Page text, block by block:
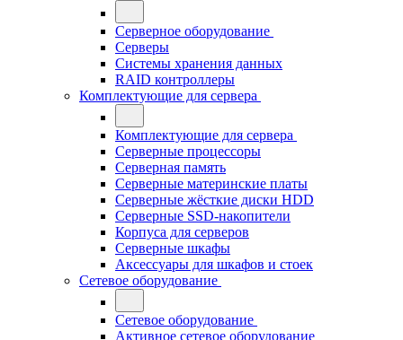
Серверное оборудование
Серверы
Системы хранения данных
RAID контроллеры
Комплектующие для сервера
Комплектующие для сервера
Серверные процессоры
Серверная память
Серверные материнские платы
Серверные жёсткие диски HDD
Серверные SSD-накопители
Корпуса для серверов
Серверные шкафы
Аксессуары для шкафов и стоек
Сетевое оборудование
Сетевое оборудование
Активное сетевое оборудование